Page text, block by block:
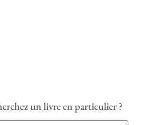
un livre en particulier ?